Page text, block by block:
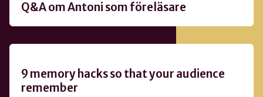
Q&A om Antoni som föreläsare
9 memory hacks so that your audience
remember